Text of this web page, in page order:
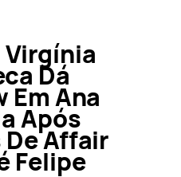
Dá
Em Ana
Após
De Affair
Felipe